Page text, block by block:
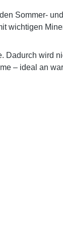
Sommer-
wichtigen
wird
– ideal an